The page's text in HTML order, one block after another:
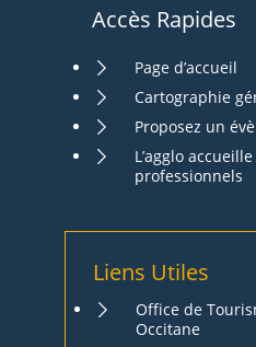
Accès Rapides
Page d’accueil
Cartographie
Proposez un
L’agglo
professionnels
Liens Utiles
Office de
Occitane